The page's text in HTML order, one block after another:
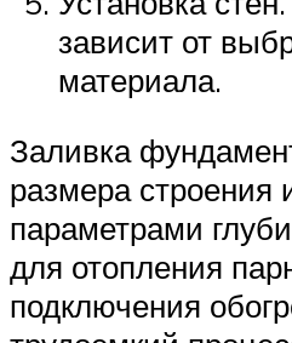
зависит от
материала.
Заливка
размера
параметрами
для отопления
подключения